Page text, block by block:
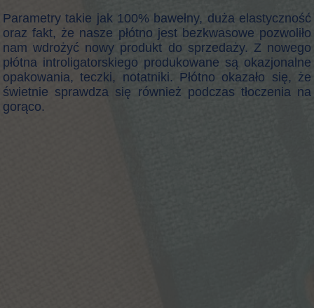
Parametry takie jak 100% bawełny, duża elastyczność
oraz fakt, że nasze płótno jest bezkwasowe pozwoliło
nam wdrożyć nowy produkt do sprzedaży. Z nowego
płótna introligatorskiego produkowane są okazjonalne
opakowania, teczki, notatniki. Płótno okazało się, że
świetnie sprawdza się również podczas tłoczenia na
gorąco.